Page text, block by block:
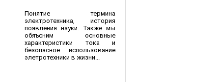
Понятие термина
электротехника, история
появления науки. Также мы
обяъсним основные
характеристики тока и
безопасное использование
элетротехники в жизни...